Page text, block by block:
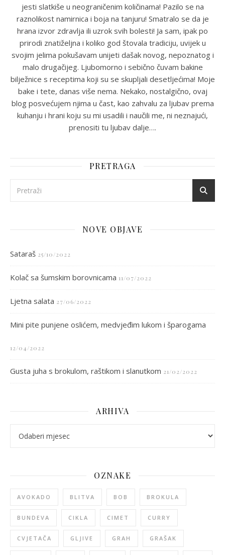
jesti slatkiše u neograničenim količinama! Pazilo se na
raznolikost namirnica i boja na tanjuru! Smatralo se da je
hrana izvor zdravlja ili uzrok svih bolesti! Ja sam, ipak po
prirodi znatiželjna i koliko god štovala tradiciju, uvijek u
svojim jelima pokušavam unijeti dašak novog, nepoznatog i
malo drugačijeg. Ljubomorno i sebično čuvam bakine
bilježnice s receptima koji su se skupljali desetljećima! Moje
bake i tete, danas više nema. Nekako, nostalgično, ovaj
blog posvećujem njima u čast, kao zahvalu za ljubav prema
kuhanju i hrani koju su mi usadili i naučili me, ni neznajući,
prenositi tu ljubav dalje….
PRETRAGA
NOVE OBJAVE
Sataraš 25/10/2022
Kolač sa šumskim borovnicama 11/07/2022
Ljetna salata 27/06/2022
Mini pite punjene oslićem, medvjeđim lukom i šparogama
12/04/2022
Gusta juha s brokulom, raštikom i slanutkom 21/02/2022
ARHIVA
OZNAKE
AVOKADO BLITVA BOB BROKULA
BUNDEVA CIKLA CIMET CURRY
CVJETAČA GLJIVE GRAH GRAŠAK